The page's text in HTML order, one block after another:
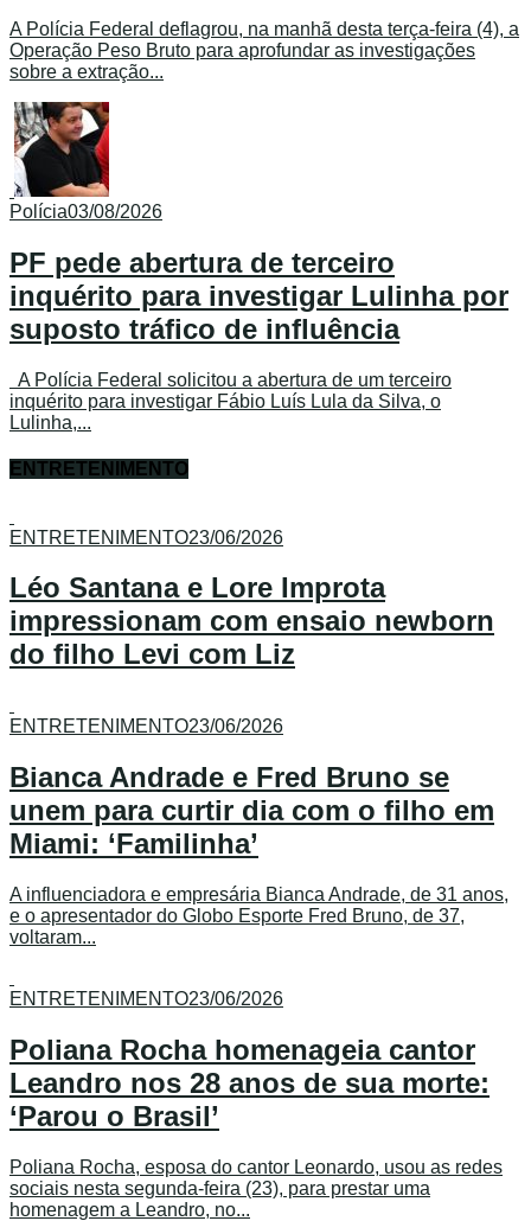
A Polícia Federal deflagrou, na manhã desta terça-feira (4), a
Operação Peso Bruto para aprofundar as investigações
sobre a extração...
Polícia03/08/2026
PF pede abertura de terceiro
inquérito para investigar Lulinha por
suposto tráfico de influência
A Polícia Federal solicitou a abertura de um terceiro
inquérito para investigar Fábio Luís Lula da Silva, o
Lulinha,...
ENTRETENIMENTO
ENTRETENIMENTO23/06/2026
Léo Santana e Lore Improta
impressionam com ensaio newborn
do filho Levi com Liz
ENTRETENIMENTO23/06/2026
Bianca Andrade e Fred Bruno se
unem para curtir dia com o filho em
Miami: ‘Familinha’
A influenciadora e empresária Bianca Andrade, de 31 anos,
e o apresentador do Globo Esporte Fred Bruno, de 37,
voltaram...
ENTRETENIMENTO23/06/2026
Poliana Rocha homenageia cantor
Leandro nos 28 anos de sua morte:
‘Parou o Brasil’
Poliana Rocha, esposa do cantor Leonardo, usou as redes
sociais nesta segunda-feira (23), para prestar uma
homenagem a Leandro, no...